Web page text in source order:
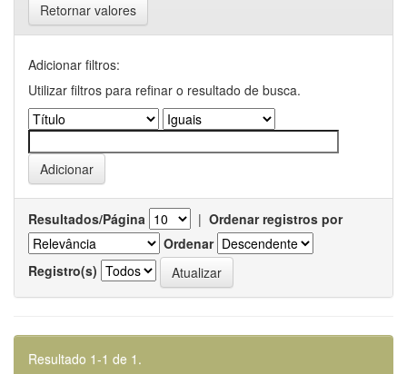
Retornar valores
Adicionar filtros:
Utilizar filtros para refinar o resultado de busca.
Resultados/Página | Ordenar registros por
Ordenar
Registro(s)
Resultado 1-1 de 1.